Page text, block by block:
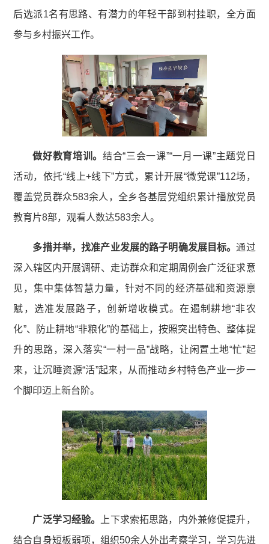
后选派1名有思路、有潜力的年轻干部到村挂职，全方面
参与乡村振兴工作。
做好教育培训。结合“三会一课”“一月一课”主题党日
活动，依托“线上+线下”方式，累计开展“微党课”112场，
覆盖党员群众583余人，全乡各基层党组织累计播放党员
教育片8部，观看人数达583余人。
多措并举，找准产业发展的路子明确发展目标。通过
深入辖区内开展调研、走访群众和定期周例会广泛征求意
见，集中集体智慧力量，针对不同的经济基础和资源禀
赋，选准发展路子，创新增收模式。在遏制耕地“非农
化”、防止耕地“非粮化”的基础上，按照突出特色、整体提
升的思路，深入落实“一村一品”战略，让闲置土地“忙”起
来，让沉睡资源“活”起来，从而推动乡村特色产业一步一
个脚印迈上新台阶。
广泛学习经验。
上下求索拓思路，内外兼修促提升，
结合自身短板弱项，组织50余人外出考察学习，学习先进